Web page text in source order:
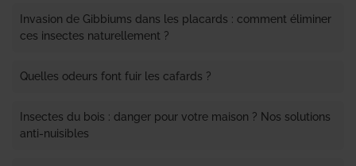
Invasion de Gibbiums dans les placards : comment éliminer
ces insectes naturellement ?
Quelles odeurs font fuir les cafards ?
Insectes du bois : danger pour votre maison ? Nos solutions
anti-nuisibles